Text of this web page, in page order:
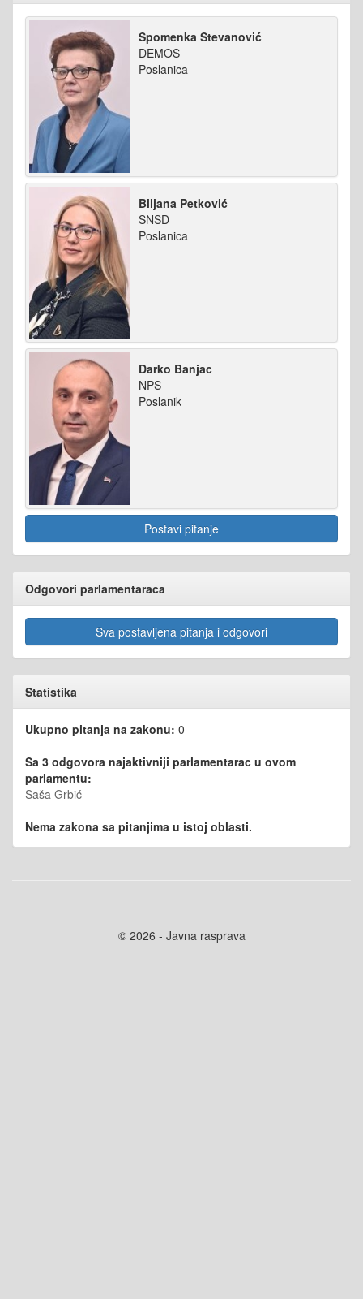
Spomenka Stevanović
DEMOS
Poslanica
Biljana Petković
SNSD
Poslanica
Darko Banjac
NPS
Poslanik
Postavi pitanje
Odgovori parlamentaraca
Sva postavljena pitanja i odgovori
Statistika
Ukupno pitanja na zakonu: 0
Sa 3 odgovora najaktivniji parlamentarac u ovom
parlamentu:
Saša Grbić
Nema zakona sa pitanjima u istoj oblasti.
© 2026 - Javna rasprava